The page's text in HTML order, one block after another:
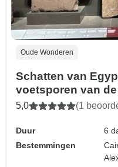
Oude Wonderen
Schatten van
voetsporen van
5,0 (1
Duur
6
Bestemmingen